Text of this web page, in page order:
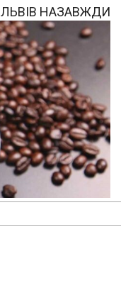
ЛЬВІВ НАЗАВЖДИ